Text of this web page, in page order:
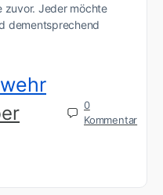
zuvor. Jeder möchte
dementsprechend
0
Kommentar